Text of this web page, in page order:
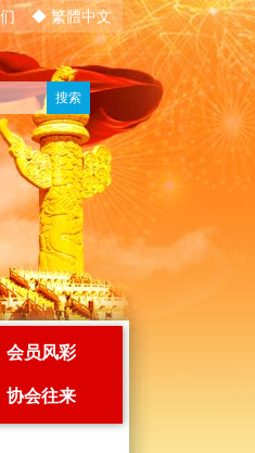
◆ 繁體中文
会员风彩
协会往来